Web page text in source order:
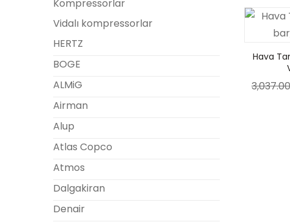
Kompressorlar
Vidalı kompressorlar
HERTZ
BOGE
ALMiG
Airman
Alup
Atlas Copco
Atmos
Dalgakiran
Denair
Hava